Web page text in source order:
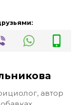
автор